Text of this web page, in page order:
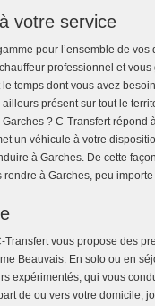
votre service
pour l’ensemble de
professionnel et vous
temps dont vous avez
présent sur tout le
? C-Transfert répond
un véhicule à votre
à Garches. De cette
à Garches, peu
vous propose des
Beauvais. En solo ou en
expérimentés, qui vous
de ou vers votre domicile,